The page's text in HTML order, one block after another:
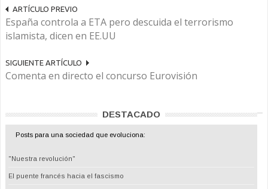
ARTÍCULO PREVIO
España controla a ETA pero descuida el terrorismo
islamista, dicen en EE.UU
SIGUIENTE ARTÍCULO
Comenta en directo el concurso Eurovisión
DESTACADO
Posts para una sociedad que evoluciona:
"Nuestra revolución"
El puente francés hacia el fascismo